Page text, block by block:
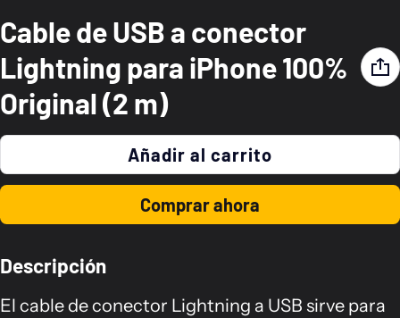
Cable de USB a conector
Lightning para iPhone 100%
Original (2 m)
Añadir al carrito
Comprar ahora
Descripción
El cable de conector Lightning a USB sirve para